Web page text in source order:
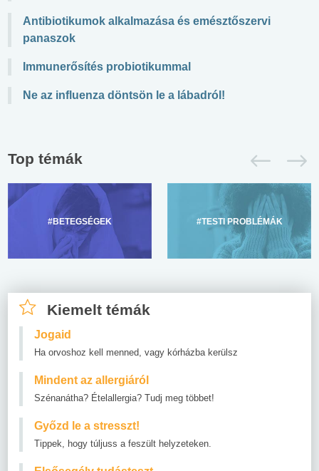
Antibiotikumok alkalmazása és emésztőszervi
panaszok
Immunerősítés probiotikummal
Ne az influenza döntsön le a lábadról!
Top témák
#BETEGSÉGEK #TESTI PROBLÉMÁK
Kiemelt témák
Jogaid
Ha orvoshoz kell menned, vagy kórházba kerülsz
Mindent az allergiáról
Szénanátha? Ételallergia? Tudj meg többet!
Győzd le a stresszt!
Tippek, hogy túljuss a feszült helyzeteken.